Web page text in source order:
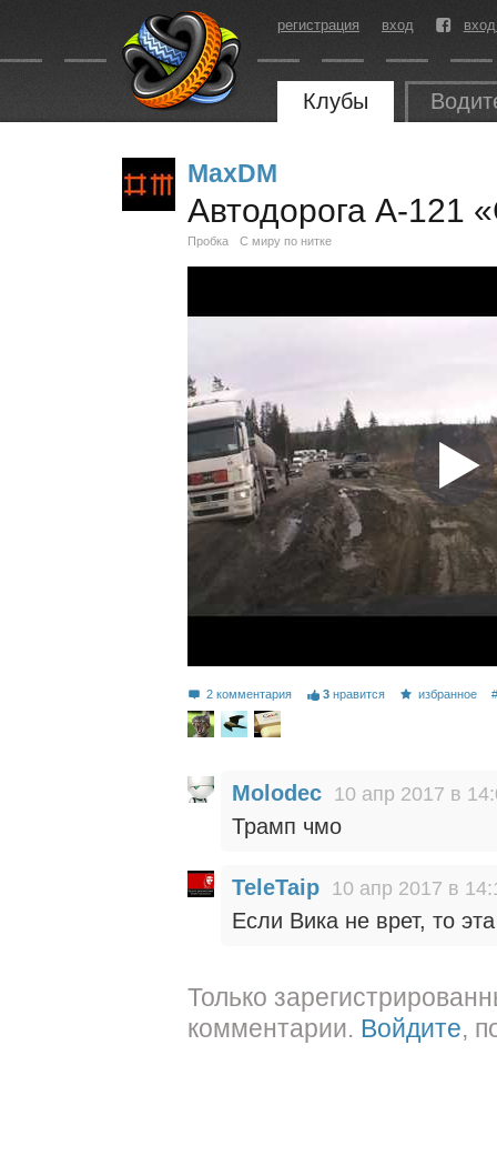
регистрация вход
Клубы
MaxDM
Автодорога А-121
Пробка С миру по нитке
2 комментария 3 нравится избранное
Molodec 10 апр 2017 в
Трамп чмо
TeleTaip 10 апр 2017 в
Если Вика не врет, то
Только
комментарии. Войдите,